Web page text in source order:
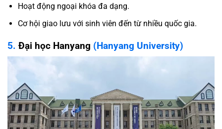
Hoạt động ngoại khóa đa dạng.
Cơ hội giao lưu với sinh viên đến từ nhiều quốc gia.
5. Đại học Hanyang (Hanyang University)